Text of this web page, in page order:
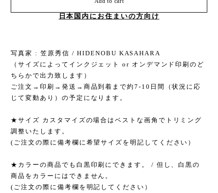
日本国内にお住まいの方向け
写真家 : 笠原秀信 / HIDENOBU KASAHARA
（サイズによってインクジェット or オンデマンド印刷のど
ちらかで出力致します）
ご注文→印刷→発送→商品到着まで約7-10日間（状況に応
じて変動あり）の予定になります。
★サイズ カスタマイズの場合はベストな画角でトリミング
調整いたします。
(ご注文の際に備考欄に希望サイズを明記してください）
★カラーの商品でも白黒印刷にできます。 / 但し、白黒の
商品をカラーにはできません。
(ご注文の際に備考欄を明記してください）